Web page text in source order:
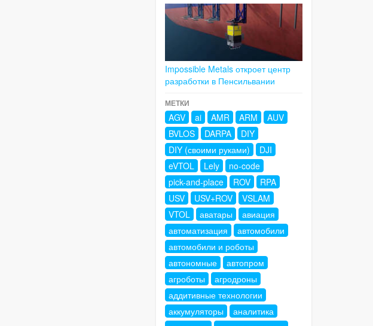
Impossible Metals откроет центр
разработки в Пенсильвании
МЕТКИ
AGV ai AMR ARM
AUV
BVLOS
DARPA
DIY
DIY (своими руками)
DJI
eVTOL
Lely
no-code
pick-and-place
ROV
RPA
USV
USV+ROV
VSLAM
VTOL
аватары
авиация
автоматизация
автомобили
автомобили и роботы
автономные
автопром
агроботы
агродроны
аддитивные технологии
аккумуляторы
аналитика